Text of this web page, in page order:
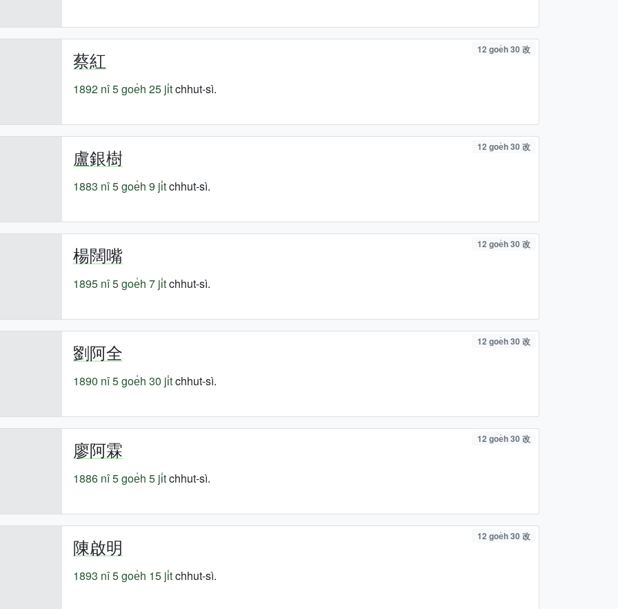
蔡紅 12 goe̍h 30 改
1892 nî5 goe̍h 25 ji̍tchhut-sì.
盧銀樹 12 goe̍h 30 改
1883 nî5 goe̍h 9 ji̍tchhut-sì.
楊闊嘴 12 goe̍h 30 改
1895 nî5 goe̍h 7 ji̍tchhut-sì.
劉阿全 12 goe̍h 30 改
1890 nî5 goe̍h 30 ji̍tchhut-sì.
廖阿霖 12 goe̍h 30 改
1886 nî5 goe̍h 5 ji̍tchhut-sì.
陳啟明 12 goe̍h 30 改
1893 nî5 goe̍h 15 ji̍tchhut-sì.